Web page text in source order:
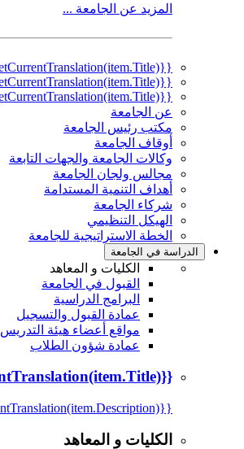
المزيد عن الجامعة ...
{{mmc.getCurrentTranslation(item.Title)}}
{{mmc.getCurrentTranslation(item.Title)}}
{{mmc.getCurrentTranslation(item.Title)}}
عن الجامعة
مكتب رئيس الجامعة
أوقاف الجامعة
وكالات الجامعة والجهات التابعة
مجالس ولجان الجامعة
أهداف التنمية المستدامة
شركاء الجامعة
الهيكل التنظيمي
الخطة الاستراتيجية للجامعة
الدراسة في الجامعة
الكليات و المعاهد
القبول في الجامعة
البرامج الدراسية
عمادة القبول والتسجيل
مواقع أعضاء هيئة التدريس
عمادة شؤون الطلاب
{{mmc.getCurrentTranslation(item.Title)}}
{{mmc.getCurrentTranslation(item.Description)}}
الكليات و المعاهد